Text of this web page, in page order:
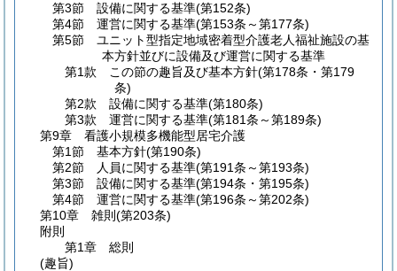
第3節
設備に関する基準(第152条)
第4節
運営に関する基準(第153条～第177条)
第5節
ユニット型指定地域密着型介護老人福祉施設の基
本方針並びに設備及び運営に関する基準
第1款
この節の趣旨及び基本方針(第178条・第179
条)
第2款
設備に関する基準(第180条)
第3款
運営に関する基準(第181条～第189条)
第9章
看護小規模多機能型居宅介護
第1節
基本方針(第190条)
第2節
人員に関する基準(第191条～第193条)
第3節
設備に関する基準(第194条・第195条)
第4節
運営に関する基準(第196条～第202条)
第10章
雑則 (第203条)
附則
第1章
総則
(趣旨)